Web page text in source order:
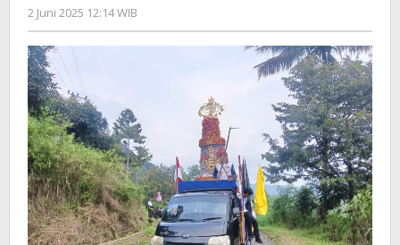
Wonosalam
2 Juni 2025 12:14 WIB
Andika
DP